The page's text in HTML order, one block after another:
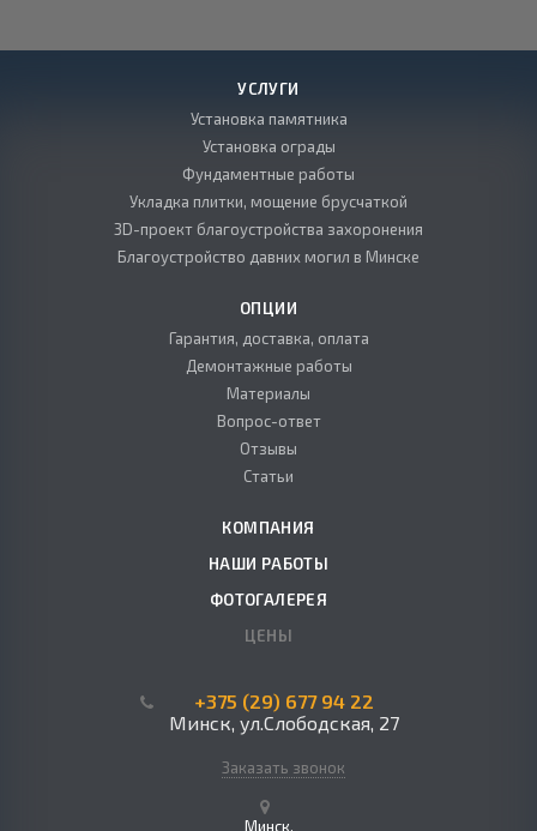
УСЛУГИ
Установка памятника
Установка ограды
Фундаментные работы
Укладка плитки, мощение брусчаткой
3D-проект благоустройства захоронения
Благоустройство давних могил в Минске
ОПЦИИ
Гарантия, доставка, оплата
Демонтажные работы
Материалы
Вопрос-ответ
Отзывы
Статьи
КОМПАНИЯ
НАШИ РАБОТЫ
ФОТОГАЛЕРЕЯ
ЦЕНЫ
+375 (29) 677 94 22
Минск, ул.Слободская, 27
Заказать звонок
Минск,